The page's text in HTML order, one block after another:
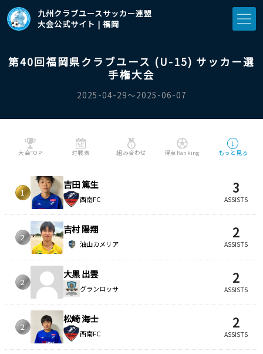
九州クラブユースサッカー連盟
大会公式サイト | 福岡
第40回福岡県クラブユース (U-15) サッカー選
手権大会
2025-04-29〜2025-06-07
大会TOP 対戦表 組み合わせ 得点Ranking
↓
もっと見る
1
吉田 篤生
西南FC
3
ASSISTS
2
吉村 陽翔
油山カメリア
2
ASSISTS
2
大黒 出雲
グランロッサ
2
ASSISTS
2
松崎 海士
西南FC
2
ASSISTS